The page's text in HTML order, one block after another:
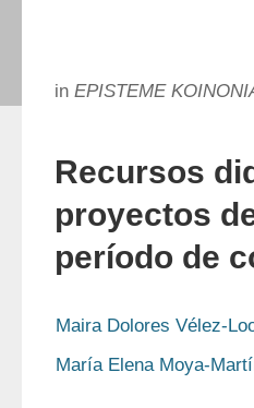
in EPISTEME
Recursos
proyectos
período de
Maira Dolores Vélez-
María Elena Moya-